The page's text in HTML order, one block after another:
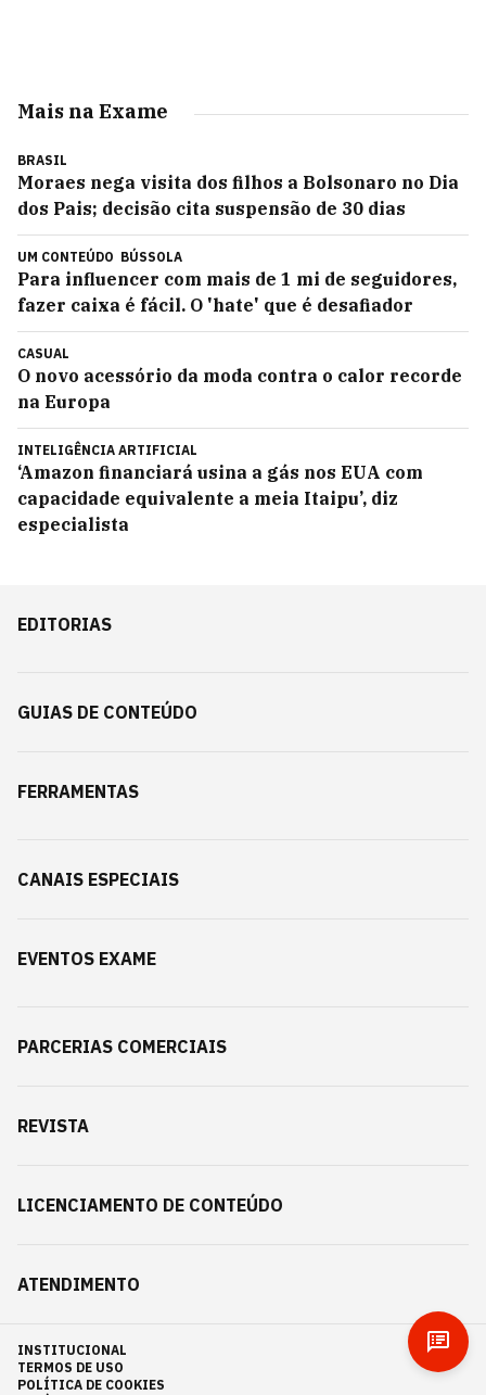
Mais na Exame
BRASIL
Moraes nega visita dos filhos a Bolsonaro no Dia
dos Pais; decisão cita suspensão de 30 dias
UM CONTEÚDO BÚSSOLA
Para influencer com mais de 1 mi de seguidores,
fazer caixa é fácil. O 'hate' que é desafiador
CASUAL
O novo acessório da moda contra o calor recorde
na Europa
INTELIGÊNCIA ARTIFICIAL
‘Amazon financiará usina a gás nos EUA com
capacidade equivalente a meia Itaipu’, diz
especialista
EDITORIAS
GUIAS DE CONTEÚDO
FERRAMENTAS
CANAIS ESPECIAIS
EVENTOS EXAME
PARCERIAS COMERCIAIS
REVISTA
LICENCIAMENTO DE CONTEÚDO
ATENDIMENTO
INSTITUCIONAL
TERMOS DE USO
POLÍTICA DE COOKIES